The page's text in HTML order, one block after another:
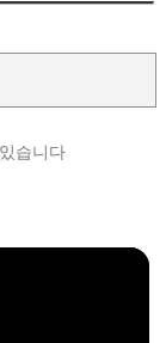
습니다